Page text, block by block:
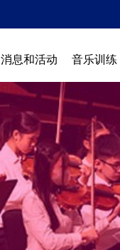
消息和活动 音乐训练